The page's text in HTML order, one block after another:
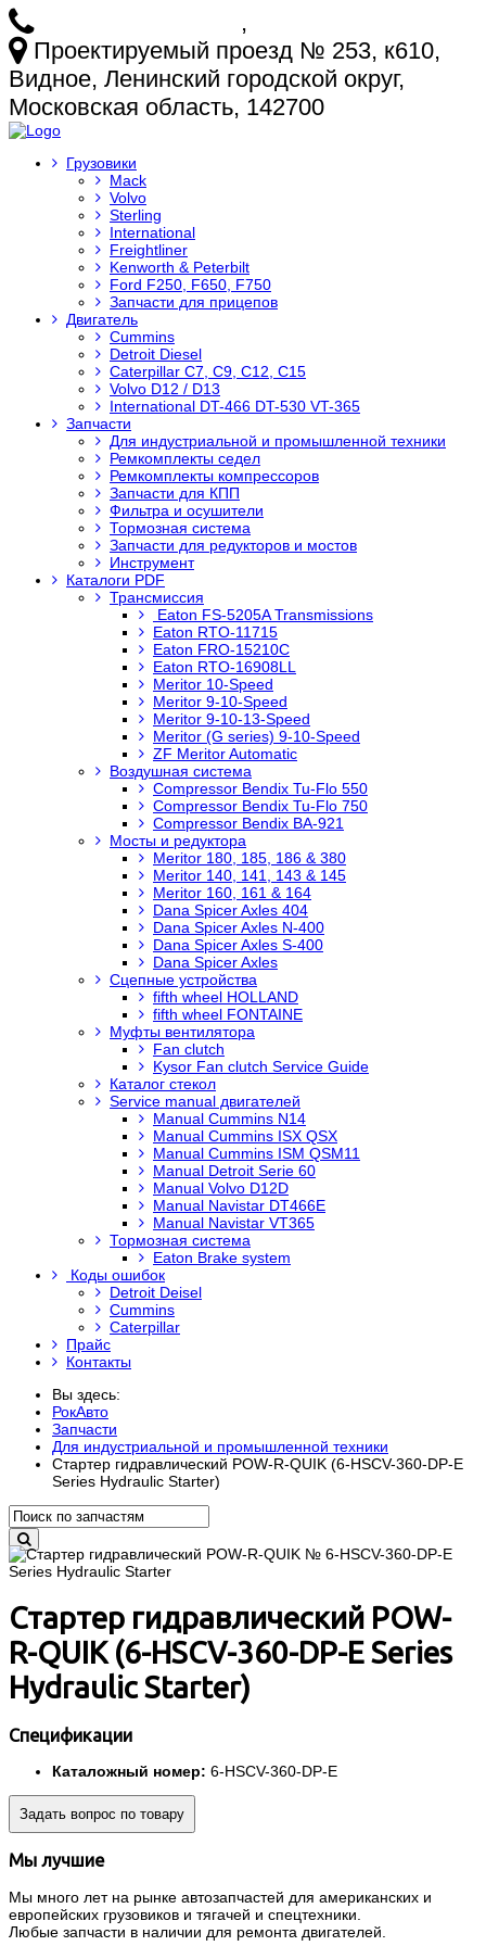
,
Проектируемый проезд № 253, к610,
Видное, Ленинский городской округ,
Московская область, 142700
Грузовики
Mack
Volvo
Sterling
International
Freightliner
Kenworth & Peterbilt
Ford F250, F650, F750
Запчасти для прицепов
Двигатель
Cummins
Detroit Diesel
Caterpillar C7, C9, C12, C15
Volvo D12 / D13
International DT-466 DT-530 VT-365
Запчасти
Для индустриальной и промышленной техники
Ремкомплекты седел
Ремкомплекты компрессоров
Запчасти для КПП
Фильтра и осушители
Тормозная система
Запчасти для редукторов и мостов
Инструмент
Каталоги PDF
Трансмиссия
Eaton FS-5205A Transmissions
Eaton RTO-11715
Eaton FRO-15210C
Eaton RTO-16908LL
Meritor 10-Speed
Meritor 9-10-Speed
Meritor 9-10-13-Speed
Meritor (G series) 9-10-Speed
ZF Meritor Automatic
Воздушная система
Compressor Bendix Tu-Flo 550
Compressor Bendix Tu-Flo 750
Compressor Bendix BA-921
Мосты и редуктора
Meritor 180, 185, 186 & 380
Meritor 140, 141, 143 & 145
Meritor 160, 161 & 164
Dana Spicer Axles 404
Dana Spicer Axles N-400
Dana Spicer Axles S-400
Dana Spicer Axles
Сцепные устройства
fifth wheel HOLLAND
fifth wheel FONTAINE
Муфты вентилятора
Fan clutch
Kysor Fan clutch Service Guide
Каталог стекол
Service manual двигателей
Manual Cummins N14
Manual Cummins ISX QSX
Manual Cummins ISM QSM11
Manual Detroit Serie 60
Manual Volvo D12D
Manual Navistar DT466E
Manual Navistar VT365
Тормозная система
Eaton Brake system
Коды ошибок
Detroit Deisel
Cummins
Caterpillar
Прайс
Контакты
Вы здесь:
РокАвто
Запчасти
Для индустриальной и промышленной техники
Стартер гидравлический POW-R-QUIK (6-HSCV-360-DP-E
Series Hydraulic Starter)
Стартер гидравлический POW-
R-QUIK (6-HSCV-360-DP-E Series
Hydraulic Starter)
Спецификации
Каталожный номер: 6-HSCV-360-DP-E
Задать вопрос по товару
Мы лучшие
Мы много лет на рынке автозапчастей для американских и
европейских грузовиков и тягачей и спецтехники.
Любые запчасти в наличии для ремонта двигателей.